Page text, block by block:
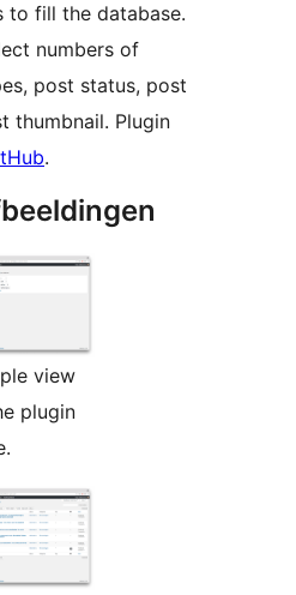
to fill the database.
numbers of
post status, post
thumbnail. Plugin
.
view
plugin